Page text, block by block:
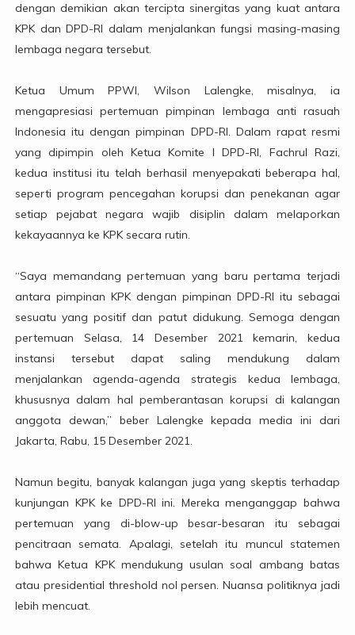
dengan demikian akan tercipta sinergitas yang kuat antara
KPK dan DPD-RI dalam menjalankan fungsi masing-masing
lembaga negara tersebut.
Ketua Umum PPWI, Wilson Lalengke, misalnya, ia
mengapresiasi pertemuan pimpinan lembaga anti rasuah
Indonesia itu dengan pimpinan DPD-RI. Dalam rapat resmi
yang dipimpin oleh Ketua Komite I DPD-RI, Fachrul Razi,
kedua institusi itu telah berhasil menyepakati beberapa hal,
seperti program pencegahan korupsi dan penekanan agar
setiap pejabat negara wajib disiplin dalam melaporkan
kekayaannya ke KPK secara rutin.
“Saya memandang pertemuan yang baru pertama terjadi
antara pimpinan KPK dengan pimpinan DPD-RI itu sebagai
sesuatu yang positif dan patut didukung. Semoga dengan
pertemuan Selasa, 14 Desember 2021 kemarin, kedua
instansi tersebut dapat saling mendukung dalam
menjalankan agenda-agenda strategis kedua lembaga,
khususnya dalam hal pemberantasan korupsi di kalangan
anggota dewan,” beber Lalengke kepada media ini dari
Jakarta, Rabu, 15 Desember 2021.
Namun begitu, banyak kalangan juga yang skeptis terhadap
kunjungan KPK ke DPD-RI ini. Mereka menganggap bahwa
pertemuan yang di-blow-up besar-besaran itu sebagai
pencitraan semata. Apalagi, setelah itu muncul statemen
bahwa Ketua KPK mendukung usulan soal ambang batas
atau presidential threshold nol persen. Nuansa politiknya jadi
lebih mencuat.